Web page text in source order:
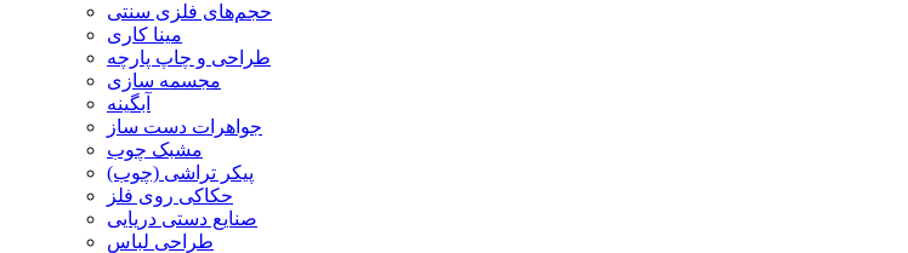
حجم‌های فلزی سنتی
مینا کاری
طراحی و چاپ پارچه
مجسمه سازی
آبگینه
جواهرات دست ساز
مشبک چوب
پیکر تراشی (چوب)
حکاکی روی فلز
صنایع دستی دریایی
طراحی لباس